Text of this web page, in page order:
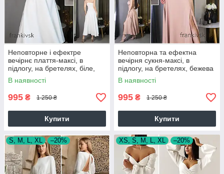
Неповторне і ефектре
вечірнє плаття-максі, в
підлогу, на бретелях, біле,
айворі
В наявності
995 ₴ 1 250 ₴
Купити
Неповторна та ефектна
вечірня сукня-максі, в
підлогу, на бретелях, бежева
В наявності
995 ₴ 1 250 ₴
Купити
S, M, L, XL –20% XS, S, M, L, XL –20%